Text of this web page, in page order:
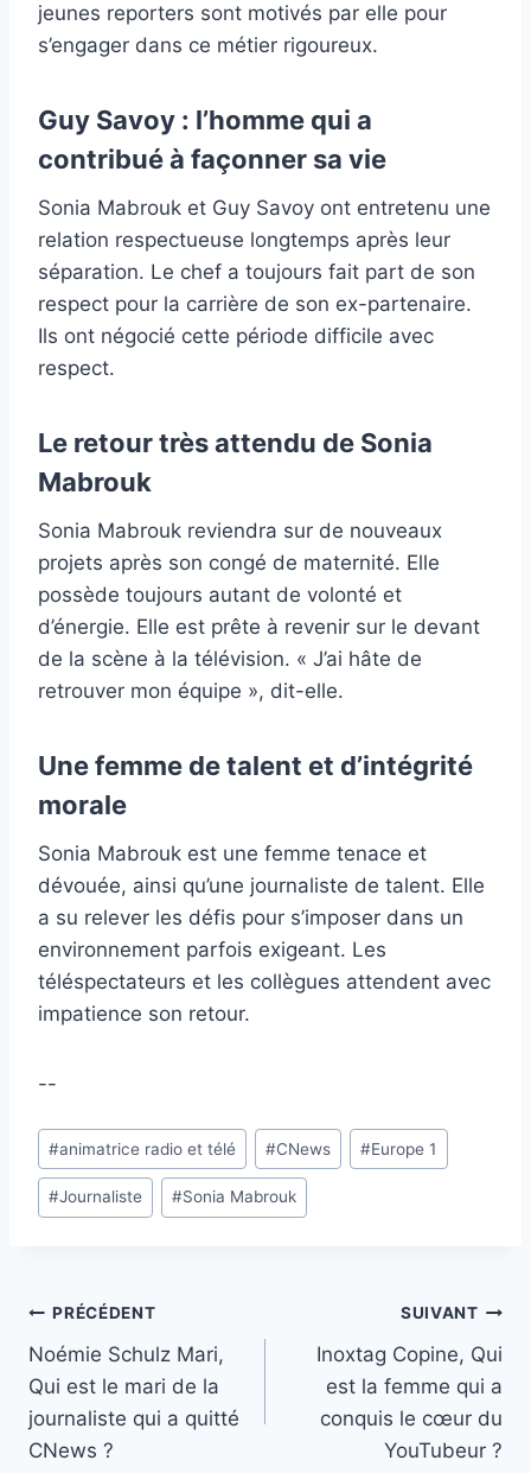
jeunes reporters sont motivés par elle pour
s’engager dans ce métier rigoureux.
Guy Savoy : l’homme qui a
contribué à façonner sa vie
Sonia Mabrouk et Guy Savoy ont entretenu une
relation respectueuse longtemps après leur
séparation. Le chef a toujours fait part de son
respect pour la carrière de son ex-partenaire.
Ils ont négocié cette période difficile avec
respect.
Le retour très attendu de Sonia
Mabrouk
Sonia Mabrouk reviendra sur de nouveaux
projets après son congé de maternité. Elle
possède toujours autant de volonté et
d’énergie. Elle est prête à revenir sur le devant
de la scène à la télévision. « J’ai hâte de
retrouver mon équipe », dit-elle.
Une femme de talent et d’intégrité
morale
Sonia Mabrouk est une femme tenace et
dévouée, ainsi qu’une journaliste de talent. Elle
a su relever les défis pour s’imposer dans un
environnement parfois exigeant. Les
téléspectateurs et les collègues attendent avec
impatience son retour.
--
Étiquettes
de
la
#animatrice radio et télé #CNews #Europe 1
#Journaliste #Sonia Mabrouk
Navigation
de
l’article
PRÉCÉDENT
Noémie Schulz Mari,
Qui est le mari de la
journaliste qui a quitté
CNews ?
SUIVANT
Inoxtag Copine, Qui
est la femme qui a
conquis le cœur du
YouTubeur ?